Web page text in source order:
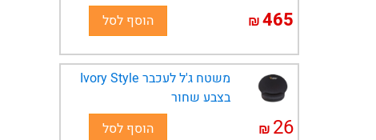
465
₪ הוסף לסל
משטח ג'ל לעכבר Ivory Style
בצבע שחור
26
₪ הוסף לסל